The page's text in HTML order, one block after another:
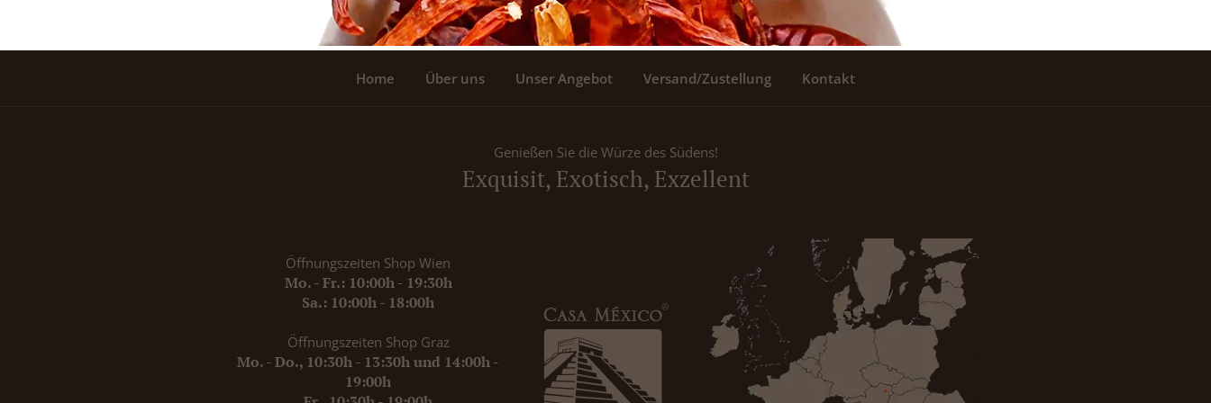
Home Über uns Unser Angebot Versand/Zustellung Kontakt
Genießen Sie die Würze des Südens!
Exquisit, Exotisch, Exzellent
Öffnungszeiten Shop Wien
Mo. - Fr.: 10:00h - 19:30h
Sa.: 10:00h - 18:00h
Öffnungszeiten Shop Graz
Mo. - Do., 10:30h - 13:30h und 14:00h -
19:00h